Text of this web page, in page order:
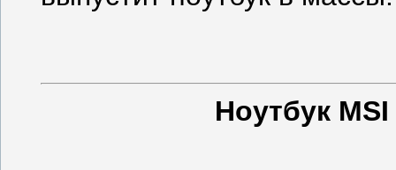
Ноутбук